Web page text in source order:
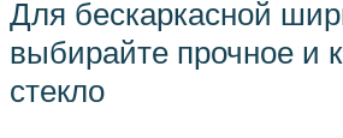
Для бескаркасной
выбирайте прочное и
стекло